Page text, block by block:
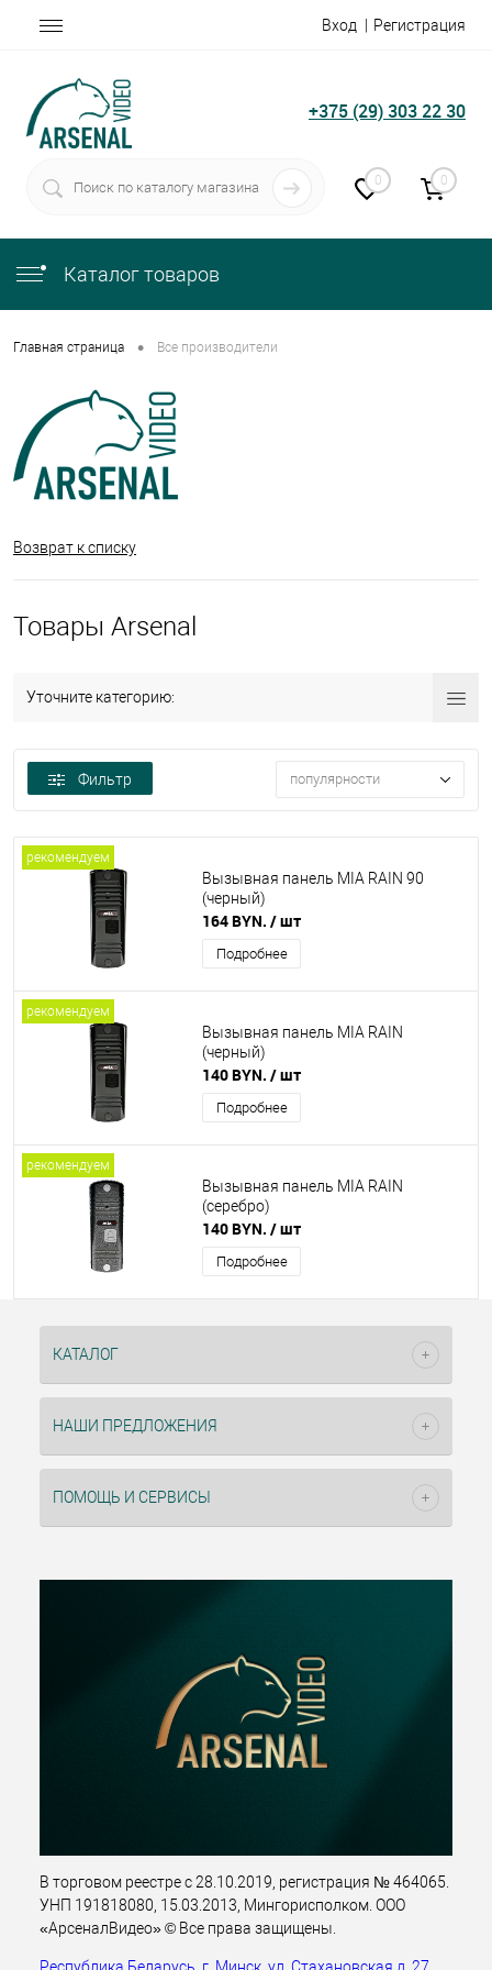
Вход Регистрация
+375 (29) 303 22 30
0 0
Каталог товаров
Главная страница • Все производители
Возврат к списку
Товары Arsenal
Уточните категорию:
Фильтр популярности
рекомендуем
Вызывная панель MIA RAIN 90
(черный)
164 BYN. / шт
Подробнее
рекомендуем
Вызывная панель MIA RAIN
(черный)
140 BYN. / шт
Подробнее
рекомендуем
Вызывная панель MIA RAIN
(серебро)
140 BYN. / шт
Подробнее
КАТАЛОГ
НАШИ ПРЕДЛОЖЕНИЯ
ПОМОЩЬ И СЕРВИСЫ
В торговом реестре с 28.10.2019, регистрация № 464065.
УНП 191818080, 15.03.2013, Мингорисполком. ООО
«АрсеналВидео» © Все права защищены.
Республика Беларусь, г. Минск, ул. Стахановская д. 27,